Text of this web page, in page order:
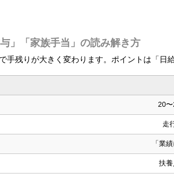
」「家族手当」の読み解き方
手残りが大きく変わります。ポイントは「日
20
走
「業
扶